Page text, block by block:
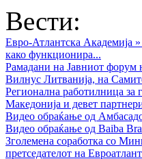
Вести:
Евро-Атлантска Академија »
како функционира...
Рамадани на Јавниот
Вилнус Литванија, на
Регионална работилница за
Македонија и девет
Видео обраќањe од
Видео обраќање од Baiba
Зголемена соработка со
претседателот на